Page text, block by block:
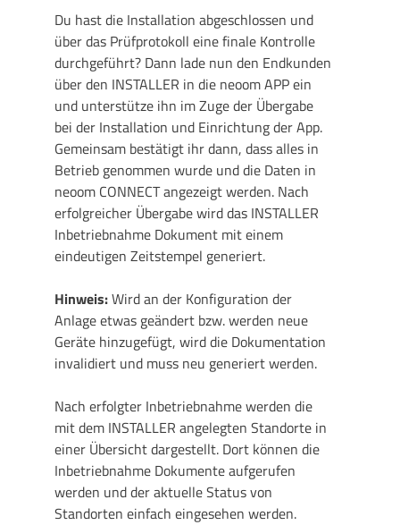
Du hast die Installation abgeschlossen und
über das Prüfprotokoll eine finale Kontrolle
durchgeführt? Dann lade nun den Endkunden
über den INSTALLER in die neoom APP ein
und unterstütze ihn im Zuge der Übergabe
bei der Installation und Einrichtung der App.
Gemeinsam bestätigt ihr dann, dass alles in
Betrieb genommen wurde und die Daten in
neoom CONNECT angezeigt werden. Nach
erfolgreicher Übergabe wird das INSTALLER
Inbetriebnahme Dokument mit einem
eindeutigen Zeitstempel generiert.
Hinweis:Wird an der Konfiguration der
Anlage etwas geändert bzw. werden neue
Geräte hinzugefügt, wird die Dokumentation
invalidiert und muss neu generiert werden.
Nach erfolgter Inbetriebnahme werden die
mit dem INSTALLER angelegten Standorte in
einer Übersicht dargestellt. Dort können die
Inbetriebnahme Dokumente aufgerufen
werden und der aktuelle Status von
Standorten einfach eingesehen werden.